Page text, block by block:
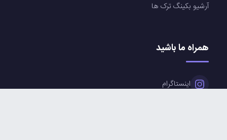
آرشیو بکینگ ترک ها
همراه ما باشید
اینستاگرام